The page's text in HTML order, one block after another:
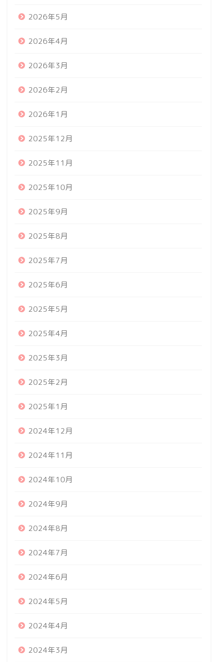
2026年5月
2026年4月
2026年3月
2026年2月
2026年1月
2025年12月
2025年11月
2025年10月
2025年9月
2025年8月
2025年7月
2025年6月
2025年5月
2025年4月
2025年3月
2025年2月
2025年1月
2024年12月
2024年11月
2024年10月
2024年9月
2024年8月
2024年7月
2024年6月
2024年5月
2024年4月
2024年3月